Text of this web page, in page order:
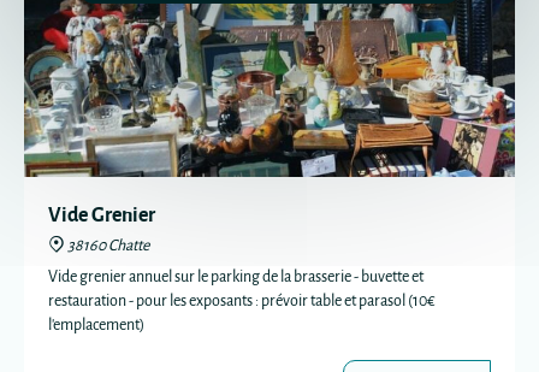
Vide Grenier
38160 Chatte
Vide grenier annuel sur le parking de la brasserie - buvette et
restauration - pour les exposants : prévoir table et parasol (10€
l'emplacement)